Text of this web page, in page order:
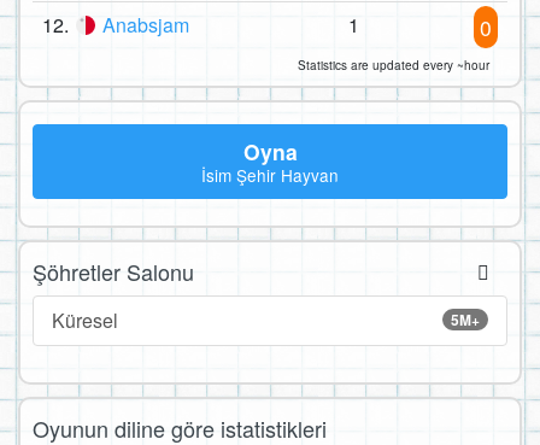
12. Anabsjam 1 0
Statistics are updated every ~hour
Oyna
İsim Şehir Hayvan
Şöhretler Salonu
5M+
Küresel
Oyunun diline göre istatistikleri